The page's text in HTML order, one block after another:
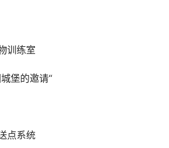
训练室
堡的邀请“
点系统